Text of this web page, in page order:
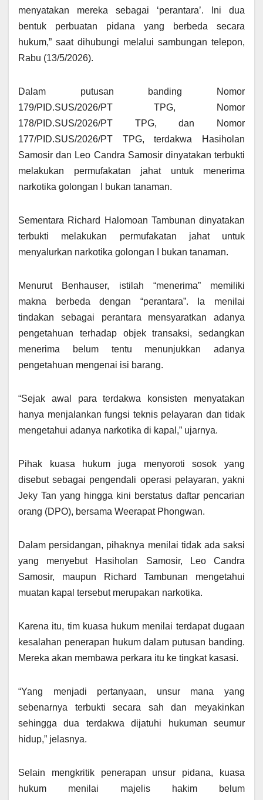
menyatakan mereka sebagai ‘perantara’. Ini dua
bentuk perbuatan pidana yang berbeda secara
hukum,” saat dihubungi melalui sambungan telepon,
Rabu (13/5/2026).
Dalam putusan banding Nomor
179/PID.SUS/2026/PT TPG, Nomor
178/PID.SUS/2026/PT TPG, dan Nomor
177/PID.SUS/2026/PT TPG, terdakwa Hasiholan
Samosir dan Leo Candra Samosir dinyatakan terbukti
melakukan permufakatan jahat untuk menerima
narkotika golongan I bukan tanaman.
Sementara Richard Halomoan Tambunan dinyatakan
terbukti melakukan permufakatan jahat untuk
menyalurkan narkotika golongan I bukan tanaman.
Menurut Benhauser, istilah “menerima” memiliki
makna berbeda dengan “perantara”. Ia menilai
tindakan sebagai perantara mensyaratkan adanya
pengetahuan terhadap objek transaksi, sedangkan
menerima belum tentu menunjukkan adanya
pengetahuan mengenai isi barang.
“Sejak awal para terdakwa konsisten menyatakan
hanya menjalankan fungsi teknis pelayaran dan tidak
mengetahui adanya narkotika di kapal,” ujarnya.
Pihak kuasa hukum juga menyoroti sosok yang
disebut sebagai pengendali operasi pelayaran, yakni
Jeky Tan yang hingga kini berstatus daftar pencarian
orang (DPO), bersama Weerapat Phongwan.
Dalam persidangan, pihaknya menilai tidak ada saksi
yang menyebut Hasiholan Samosir, Leo Candra
Samosir, maupun Richard Tambunan mengetahui
muatan kapal tersebut merupakan narkotika.
Karena itu, tim kuasa hukum menilai terdapat dugaan
kesalahan penerapan hukum dalam putusan banding.
Mereka akan membawa perkara itu ke tingkat kasasi.
“Yang menjadi pertanyaan, unsur mana yang
sebenarnya terbukti secara sah dan meyakinkan
sehingga dua terdakwa dijatuhi hukuman seumur
hidup,” jelasnya.
Selain mengkritik penerapan unsur pidana, kuasa
hukum menilai majelis hakim belum